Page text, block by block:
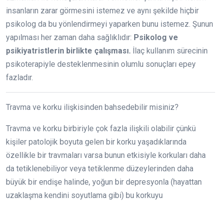
insanların zarar görmesini istemez ve aynı şekilde hiçbir
psikolog da bu yönlendirmeyi yaparken bunu istemez. Şunun
yapılması her zaman daha sağlıklıdır: Psikolog ve
psikiyatristlerin birlikte çalışması. İlaç kullanım sürecinin
psikoterapiyle desteklenmesinin olumlu sonuçları epey
fazladır.
Travma ve korku ilişkisinden bahsedebilir misiniz?
Travma ve korku birbiriyle çok fazla ilişkili olabilir çünkü
kişiler patolojik boyuta gelen bir korku yaşadıklarında
özellikle bir travmaları varsa bunun etkisiyle korkuları daha
da tetiklenebiliyor veya tetiklenme düzeylerinden daha
büyük bir endişe halinde, yoğun bir depresyonla (hayattan
uzaklaşma kendini soyutlama gibi) bu korkuyu